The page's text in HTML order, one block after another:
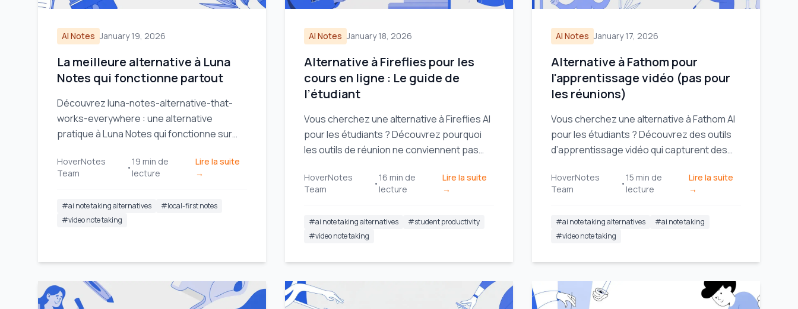
AI Notes January 19, 2026
La meilleure alternative à Luna
Notes qui fonctionne partout
Découvrez luna-notes-alternative-that-
works-everywhere : une alternative
pratique à Luna Notes qui fonctionne sur
apprenants sérieux.
HoverNotes
Team
•
19 min de
lecture
Lire la suite
→
#ai note taking alternatives #local-first notes
#video note taking
AI Notes January 18, 2026
Alternative à Fireflies pour les
cours en ligne : Le guide de
l’étudiant
Vous cherchez une alternative à Fireflies AI
pour les étudiants ? Découvrez pourquoi
les outils de réunion ne conviennent pas
notes IA conçu pour l'apprentissage.
HoverNotes
Team
•
16 min de
lecture
Lire la suite
→
#ai note taking alternatives #student productivity
#video note taking
AI Notes January 17, 2026
Alternative à Fathom pour
l'apprentissage vidéo (pas pour
les réunions)
Vous cherchez une alternative à Fathom AI
pour les étudiants ? Découvrez des outils
d’apprentissage vidéo qui capturent des
transcriptions, pour YouTube et Coursera.
HoverNotes
Team
•
15 min de
lecture
Lire la suite
→
#ai note taking alternatives #ai note taking
#video note taking